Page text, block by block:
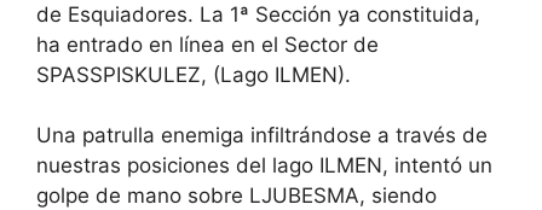
de Esquiadores. La 1ª Sección ya constituida,
ha entrado en línea en el Sector de
SPASSPISKULEZ, (Lago ILMEN).
Una patrulla enemiga infiltrándose a través de
nuestras posiciones del lago ILMEN, intentó un
golpe de mano sobre LJUBESMA, siendo